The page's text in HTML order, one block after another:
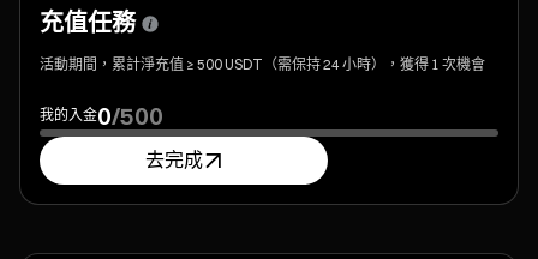
充值任務
活動期間，累計淨充值 ≥ 500 USDT（需保持 24 小時），獲得 1 次機會
我的入金0/500
去完成